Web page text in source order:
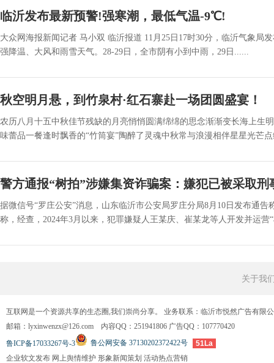
临沂发布最新预警!强寒潮，最低气温-9℃!
大众网海报新闻记者 马小双 临沂报道 11月25日17时30分，临沂气象局
强降温、大风和雨雪天气。28-29日，全市阴有小到中雨，29日......
秋空明月悬，到竹泉村·红石寨赴一场团圆盛宴！
农历八月十五中秋佳节残缺的月亮悄悄圆满绵绵的思念渐渐变长海上生
味蕾品一餐逢时飘香的“竹筒宴”陶醉了灵魂中秋常与浪漫相伴星星光芒
警方通报“树拍”涉嫌集资诈骗案：嫌犯已被采取刑
据微信号“罗庄公安”消息，山东临沂市公安局罗庄分局8月10日发布
称，经查，2024年3月以来，犯罪嫌疑人王某庆、崔某龙等人开发并运营
关于我
互联网是一个资源共享的生态圈,我们崇尚分享。 业务联系：临沂市悦然广告有限
邮箱：lyxinwenzx@126.com 内容QQ：251941806 广告QQ：107770420
鲁ICP备17033267号-3
鲁公网安备 37130202372422号
51La
企业软文发布 网上舆情维护 形象新闻策划 活动热点营销